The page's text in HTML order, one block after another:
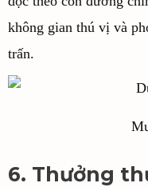
không gian thú vị và
trấn.
6. Thưởng